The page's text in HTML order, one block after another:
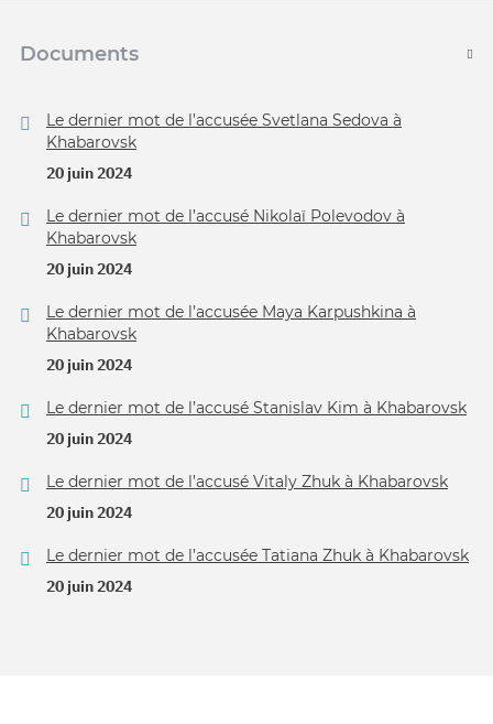
Documents
Le dernier mot de l’accusée Svetlana Sedova à
Khabarovsk
20 juin 2024
Le dernier mot de l’accusé Nikolaï Polevodov à
Khabarovsk
20 juin 2024
Le dernier mot de l’accusée Maya Karpushkina à
Khabarovsk
20 juin 2024
Le dernier mot de l’accusé Stanislav Kim à Khabarovsk
20 juin 2024
Le dernier mot de l’accusé Vitaly Zhuk à Khabarovsk
20 juin 2024
Le dernier mot de l’accusée Tatiana Zhuk à Khabarovsk
20 juin 2024